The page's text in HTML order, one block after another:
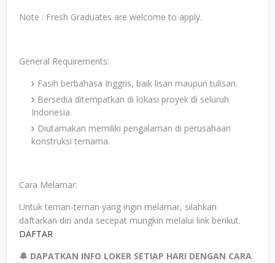
Note : Fresh Graduates are welcome to apply.
General Requirements:
Fasih berbahasa Inggris, baik lisan maupun tulisan.
Bersedia ditempatkan di lokasi proyek di seluruh
Indonesia.
Diutamakan memiliki pengalaman di perusahaan
konstruksi ternama.
Cara Melamar:
Untuk teman-teman yang ingin melamar, silahkan
daftarkan diri anda secepat mungkin melalui link berikut.
DAFTAR
🔔 DAPATKAN INFO LOKER SETIAP HARI DENGAN CARA